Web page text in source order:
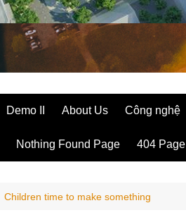
Demo II About Us Công nghệ
Nothing Found Page 404 Page
Children time to make something